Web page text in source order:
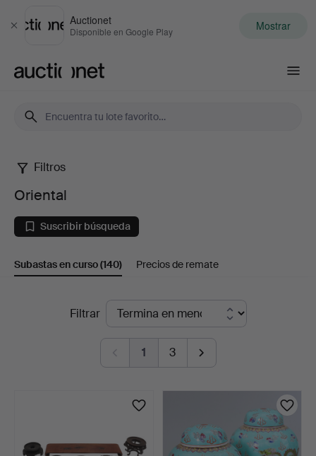
Cerrar
Auctionet
Disponible en Google Play Mostrar
Oriental
Filtros
Oriental
Suscribir búsqueda
Subastas en curso(140) Precios de remate
SubastasFiltrar
1 3